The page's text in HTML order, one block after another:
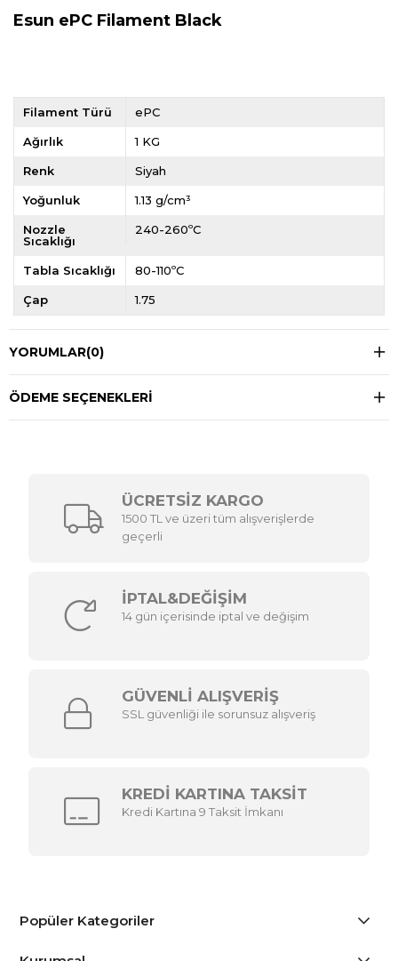
Esun ePC Filament Black
Filament Türü ePC
Ağırlık 1 KG
Renk Siyah
Yoğunluk 1.13 g/cm³
Nozzle
Sıcaklığı
240-260ºC
Tabla Sıcaklığı 80-110ºC
Çap 1.75
YORUMLAR(0)
ÖDEME SEÇENEKLERI
ÜCRETSİZ KARGO
1500 TL ve üzeri tüm alışverişlerde
geçerli
İPTAL&DEĞİŞİM
14 gün içerisinde iptal ve değişim
GÜVENLİ ALIŞVERİŞ
SSL güvenliği ile sorunsuz alışveriş
KREDİ KARTINA TAKSİT
Kredi Kartına 9 Taksit İmkanı
Popüler Kategoriler